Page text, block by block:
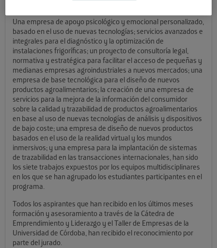
Una empresa de apoyo psicológico y emocional personalizado,
basado en el uso de nuevas tecnologías; servicios avanzados e
integrales para el diagnóstico y la optimización de
instalaciones frigoríficas; un proyecto de consultoría legal,
normativa y estratégica para facilitar el acceso de pequeñas y
medianas empresas agroindustriales a nuevos mercados; una
empresa de base tecnológica para el diseño de nuevos
productos agroalimentarios; la creación de una empresa de
servicios para la mejora de la información del consumidor
sobre la calidad y trazabilidad de productos agroalimentarios
en base al uso de nuevas tecnologías de análisis y dispositivos
de bajo coste; una empresa de diseño de nuevos productos
basados en el uso de la realidad virtual y los mundos
inmersivos; y una empresa para la implantación de sistemas
de trazabilidad en las transacciones internacionales, han sido
los siete trabajos expuestos por los equipos multidisciplinares
en los que se han agrupado los estudiantes participantes en el
programa.
Todos los aspirantes que han recibido en los últimos meses
formación y asesoramiento a través de la Cátedra de
Emprendimiento y Liderazgo y el Taller de Empresas de la
Universidad de Córdoba, han recibido el reconocimiento por
parte del jurado.